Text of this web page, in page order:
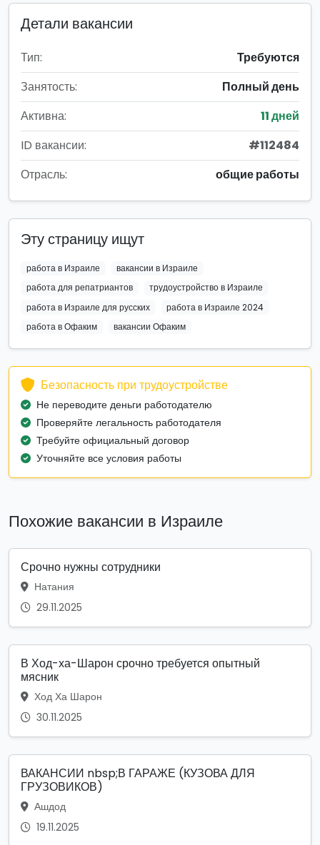
Детали вакансии
Тип:
Требуются
Занятость:
Полный день
Активна:
11 дней
ID вакансии:
#112484
Отрасль:
общие работы
Эту страницу ищут
работа в Израиле
вакансии в Израиле
работа для репатриантов
трудоустройство в Израиле
работа в Израиле для русских
работа в Израиле 2024
работа в Офаким
вакансии Офаким
Безопасность при трудоустройстве
Не переводите деньги работодателю
Проверяйте легальность работодателя
Требуйте официальный договор
Уточняйте все условия работы
Похожие вакансии в Израиле
Срочно нужны сотрудники
Натания
29.11.2025
В Ход-ха-Шарон срочно требуется опытный
мясник
Ход Ха Шарон
30.11.2025
ВАКАНСИИ nbsp;В ГАРАЖЕ (КУЗОВА ДЛЯ
ГРУЗОВИКОВ)
Ашдод
19.11.2025